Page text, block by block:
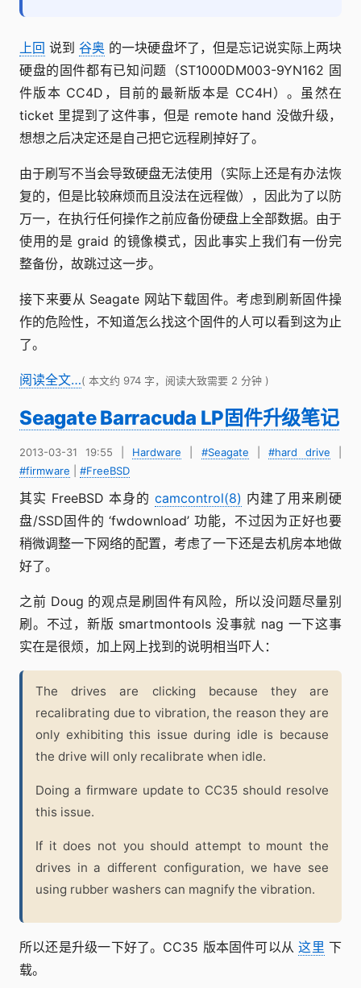
上回 说到谷奥 的一块硬盘坏了，但是忘记说实际上两块
硬盘的固件都有已知问题（ST1000DM003-9YN162 固
件版本 CC4D，目前的最新版本是 CC4H）。虽然在
ticket 里提到了这件事，但是 remote hand 没做升级，
想想之后决定还是自己把它远程刷掉好了。
由于刷写不当会导致硬盘无法使用（实际上还是有办法恢
复的，但是比较麻烦而且没法在远程做），因此为了以防
万一，在执行任何操作之前应备份硬盘上全部数据。由于
使用的是 graid 的镜像模式，因此事实上我们有一份完
整备份，故跳过这一步。
接下来要从 Seagate 网站下载固件。考虑到刷新固件操
作的危险性，不知道怎么找这个固件的人可以看到这为止
了。
阅读全文…( 本文约 974 字，阅读大致需要 2 分钟 )
Seagate Barracuda LP固件升级笔记
2013-03-31 19:55 Hardware #Seagate #hard drive
#firmware
#FreeBSD
其实 FreeBSD 本身的 camcontrol(8) 内建了用来刷硬
盘/SSD固件的 ‘fwdownload’ 功能，不过因为正好也要
稍微调整一下网络的配置，考虑了一下还是去机房本地做
好了。
之前 Doug 的观点是刷固件有风险，所以没问题尽量别
刷。不过，新版 smartmontools 没事就 nag 一下这事
实在是很烦，加上网上找到的说明相当吓人：
The drives are clicking because they are
recalibrating due to vibration, the reason they are
only exhibiting this issue during idle is because
the drive will only recalibrate when idle.
Doing a firmware update to CC35 should resolve
this issue.
If it does not you should attempt to mount the
drives in a different configuration, we have see
using rubber washers can magnify the vibration.
所以还是升级一下好了。CC35 版本固件可以从这里 下
载。